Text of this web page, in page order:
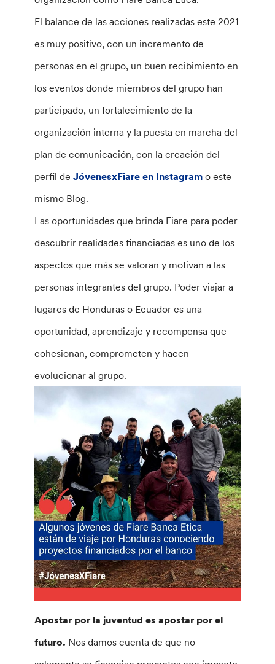
El balance de las acciones realizadas este 2021
es muy positivo, con un incremento de
personas en el grupo, un buen recibimiento en
los eventos donde miembros del grupo han
participado, un fortalecimiento de la
organización interna y la puesta en marcha del
plan de comunicación, con la creación del
perfil deJóvenesxFiare en Instagram o este
mismo Blog.
Las oportunidades que brinda Fiare para poder
descubrir realidades financiadas es uno de los
aspectos que más se valoran y motivan a las
personas integrantes del grupo. Poder viajar a
lugares de Honduras o Ecuador es una
oportunidad, aprendizaje y recompensa que
cohesionan, comprometen y hacen
evolucionar al grupo.
Apostar por la juventud es apostar por el
futuro. Nos damos cuenta de que no